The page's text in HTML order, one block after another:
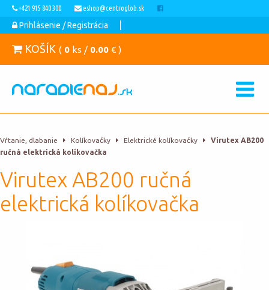
+421 915 840 300 eshop@centroglob.sk
Prihlásenie / Registrácia
KOŠÍK ( 0 ks / 0.00 € )
Vŕtanie, dlabanie Kolíkovačky Elektrické kolíkovačky
Virutex AB200
ručná elektrická kolíkovačka
Virutex AB200 ručná
elektrická kolíkovačka